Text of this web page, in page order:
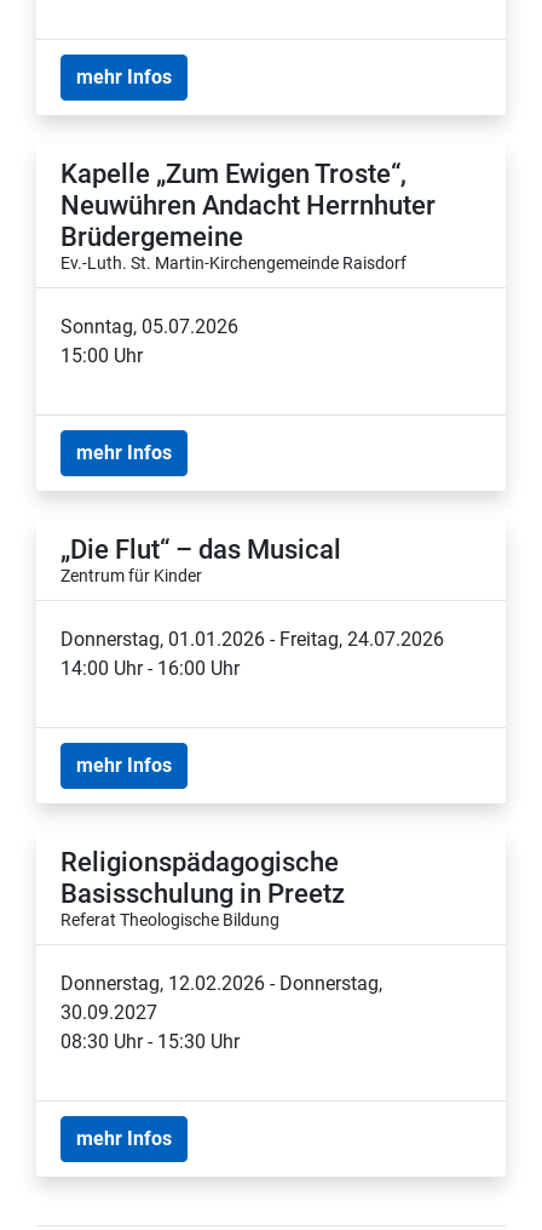
mehr Infos
Kapelle „Zum Ewigen Troste“,
Neuwühren Andacht Herrnhuter
Brüdergemeine
Ev.-Luth. St. Martin-Kirchengemeinde Raisdorf
Sonntag, 05.07.2026
15:00 Uhr
mehr Infos
„Die Flut“ – das Musical
Zentrum für Kinder
Donnerstag, 01.01.2026 - Freitag, 24.07.2026
14:00 Uhr - 16:00 Uhr
mehr Infos
Religionspädagogische
Basisschulung in Preetz
Referat Theologische Bildung
Donnerstag, 12.02.2026 - Donnerstag,
30.09.2027
08:30 Uhr - 15:30 Uhr
mehr Infos